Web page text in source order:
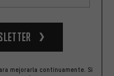
mejorarla continuamente. Si